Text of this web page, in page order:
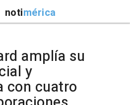
notimérica
amplía su
y
con cuatro